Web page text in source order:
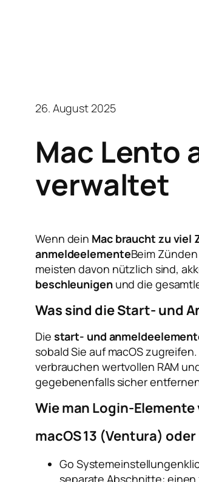
26. August 2025
Mac Lento
verwaltet
Wenn dein Mac braucht zu viel
anmeldeelementeBeim
meisten davon nützlich sind,
beschleunigenund die
Was sind die Start- und
Die start- und
sobald Sie auf macOS
verbrauchen wertvollen RAM
gegebenenfalls sicher
Wie man Login-
macOS 13 (Ventura)
Go Systemeinstellungen
separate Abschnitte: